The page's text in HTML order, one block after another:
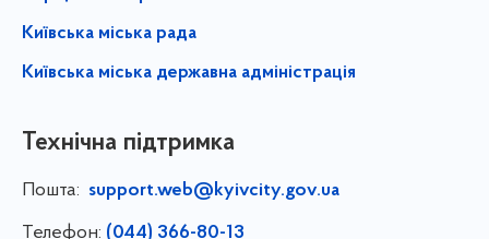
Київська міська рада
Київська міська державна адміністрація
Технічна підтримка
Пошта: support.web@kyivcity.gov.ua
Телефон: (044) 366-80-13